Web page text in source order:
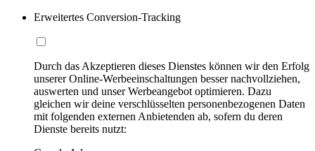
Erweitertes Conversion-Tracking
Durch das Akzeptieren dieses Dienstes können wir den Erfolg
unserer Online-Werbeeinschaltungen besser nachvollziehen,
auswerten und unser Werbeangebot optimieren. Dazu
gleichen wir deine verschlüsselten personenbezogenen Daten
mit folgenden externen Anbietenden ab, sofern du deren
Dienste bereits nutzt: